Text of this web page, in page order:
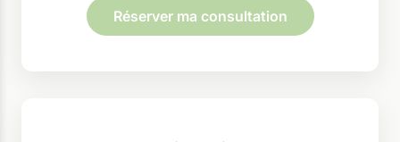
Réserver ma consultation